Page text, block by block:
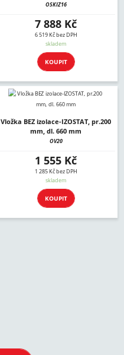
OSKIZ16
7 888 Kč
6 519 Kč bez DPH
skladem
KOUPIT
Vložka BEZ izolace-IZOSTAT, pr.200
mm, dl. 660 mm
OV20
1 555 Kč
1 285 Kč bez DPH
skladem
KOUPIT